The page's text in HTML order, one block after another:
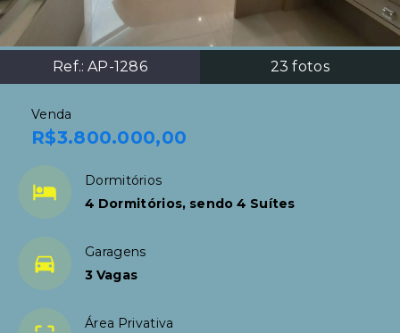
Ref.: AP-1286 23 fotos
Venda
R$3.800.000,00
Dormitórios
4 Dormitórios, sendo 4 Suítes
Garagens
3 Vagas
Área Privativa